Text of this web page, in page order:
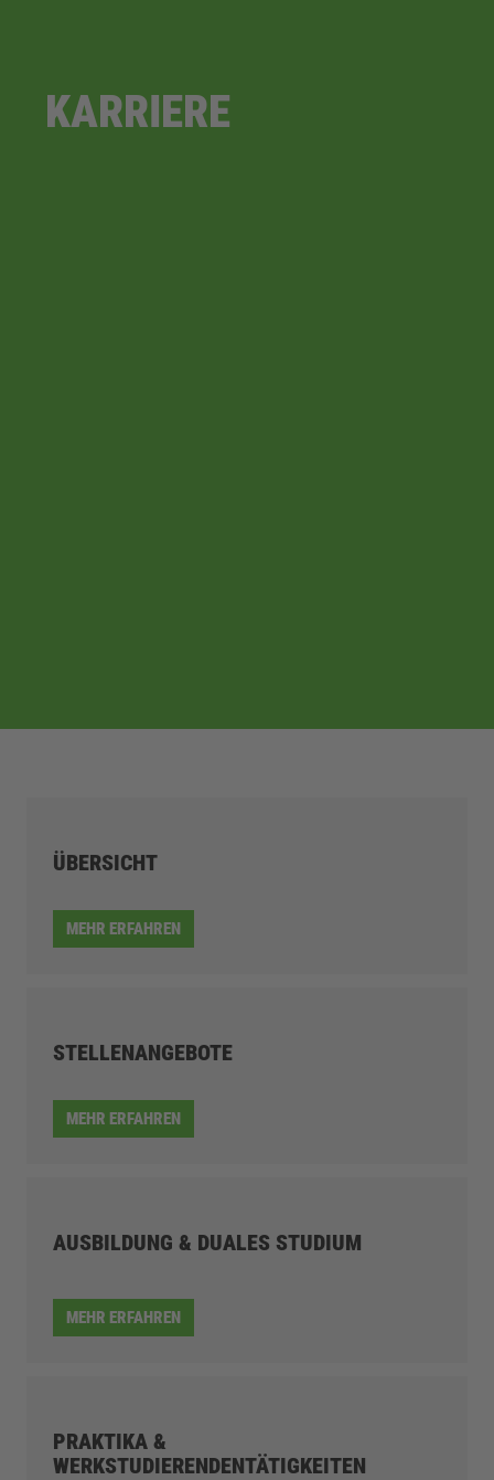
KARRIERE
ÜBERSICHT
MEHR ERFAHREN
STELLENANGEBOTE
MEHR ERFAHREN
AUSBILDUNG & DUALES STUDIUM
MEHR ERFAHREN
PRAKTIKA &
WERKSTUDIERENDENTÄTIGKEITEN